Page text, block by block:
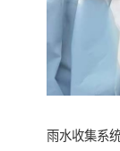
雨水收集系